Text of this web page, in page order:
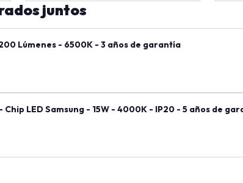
juntos
Lúmenes - 6500K - 3 años de garantía
Chip LED Samsung - 15W - 4000K - IP20 - 5 años de